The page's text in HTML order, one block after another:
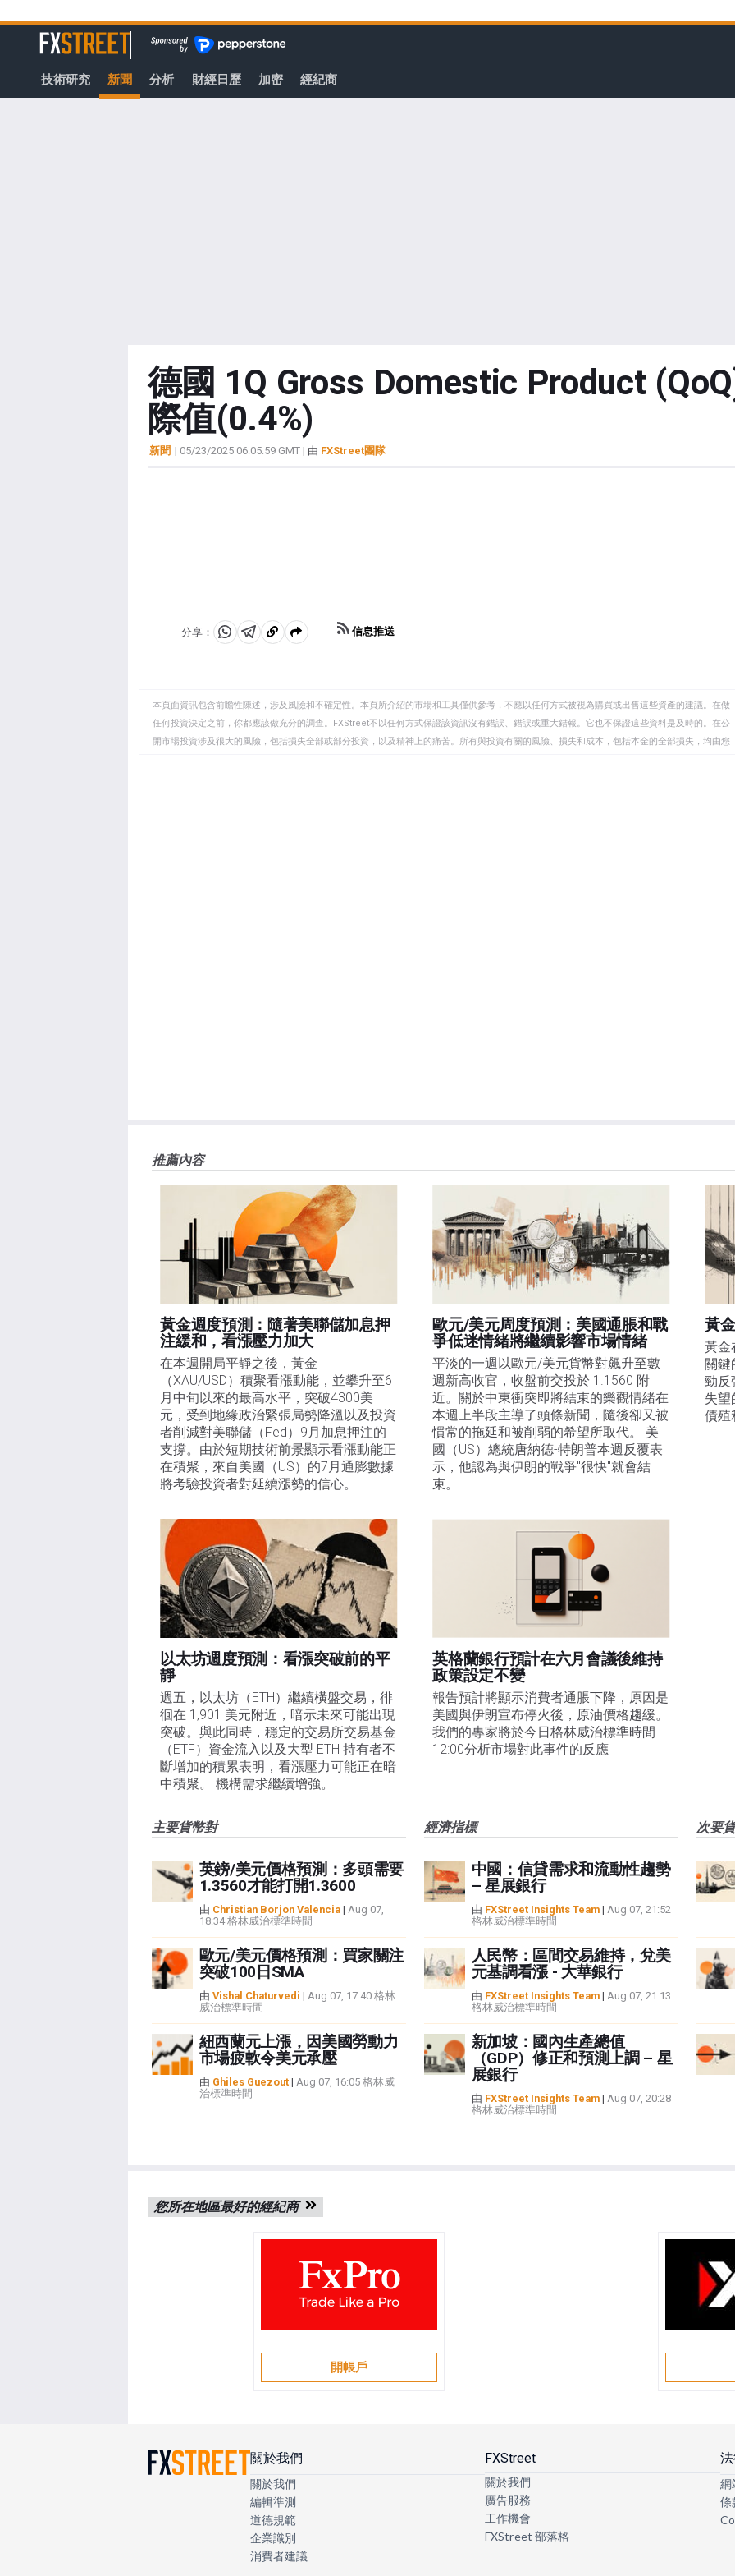
至
容
FXStreet
技術研究 新聞 分析 財經日歷 加密 經紀商
德國 1Q Gross Domestic Product
際值(0.4%)
新聞 | 05/23/2025 06:05:59 GMT| 由 FXStreet團隊
分享：
分
WhatsApp
分
Telegram
複
剪
貼
板
信息推送
本頁面資訊包含前瞻性陳述，涉及風險和不確定性。本頁所介紹的市場和工具僅供參考，不應以任何方式被視為購買或出售這些資產的建議。在做
任何投資決定之前，你都應該做充分的調查。FXStreet不以任何方式保證該資訊沒有錯誤、錯誤或重大錯報。它也不保證這些資料是及時的。在公
開市場投資涉及很大的風險，包括損失全部或部分投資，以及精神上的痛苦。所有與投資有關的風險、損失和成本，包括本金的全部損失，均由您
推薦內容
黃金週度預測：隨著美聯儲加息押
注緩和，看漲壓力加大
在本週開局平靜之後，黃金
（XAU/USD）積聚看漲動能，並攀升至6
月中旬以來的最高水平，突破4300美
元，受到地緣政治緊張局勢降溫以及投資
者削減對美聯儲（Fed）9月加息押注的
支撐。由於短期技術前景顯示看漲動能正
在積聚，來自美國（US）的7月通膨數據
將考驗投資者對延續漲勢的信心。
歐元/美元周度預測：美國通脹和戰
爭低迷情緒將繼續影響市場情緒
平淡的一週以歐元/美元貨幣對飆升至數
週新高收官，收盤前交投於 1.1560 附
近。關於中東衝突即將結束的樂觀情緒在
本週上半段主導了頭條新聞，隨後卻又被
慣常的拖延和被削弱的希望所取代。 美
國（US）總統唐納德-特朗普本週反覆表
示，他認為與伊朗的戰爭"很快"就會結
束。
黃
黃金
關鍵
勁反
失望
債殖
以太坊週度預測：看漲突破前的平
靜
週五，以太坊（ETH）繼續橫盤交易，徘
徊在 1,901 美元附近，暗示未來可能出現
突破。與此同時，穩定的交易所交易基金
（ETF）資金流入以及大型 ETH 持有者不
斷增加的積累表明，看漲壓力可能正在暗
中積聚。 機構需求繼續增強。
英格蘭銀行預計在六月會議後維持
政策設定不變
報告預計將顯示消費者通脹下降，原因是
美國與伊朗宣布停火後，原油價格趨緩。
我們的專家將於今日格林威治標準時間
12:00分析市場對此事件的反應
主要貨幣對
英鎊/美元價格預測：多頭需要
1.3560才能打開1.3600
由 Christian Borjon Valencia| Aug 07,
18:34 格林威治標準時間
歐元/美元價格預測：買家關注
突破100日SMA
由 Vishal Chaturvedi | Aug 07, 17:40 格林
威治標準時間
紐西蘭元上漲，因美國勞動力
市場疲軟令美元承壓
由 Ghiles Guezout| Aug 07, 16:05 格林威
治標準時間
經濟指標
中國：信貸需求和流動性趨勢
– 星展銀行
由 FXStreet Insights Team| Aug 07, 21:52
格林威治標準時間
人民幣：區間交易維持，兌美
元基調看漲 - 大華銀行
由 FXStreet Insights Team| Aug 07, 21:13
格林威治標準時間
新加坡：國內生產總值
（GDP）修正和預測上調 – 星
展銀行
由 FXStreet Insights Team| Aug 07, 20:28
格林威治標準時間
次要
您所在地區最好的經紀商
開帳戶
關於我們
關於我們
編輯準測
道德規範
企業識別
消費者建議
FXStreet
關於我們
廣告服務
工作機會
FXStreet 部落格
網
條